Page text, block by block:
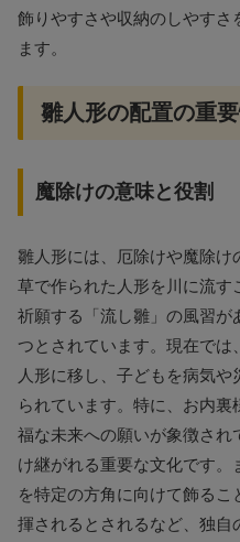
飾りやすさや収納のしやすさ
ます。
雛人形の配置の重
魔除けの意味と役割
雛人形には、厄除けや魔除
草で作られた人形を川に流す
祈願する「流し雛」の風習が
つとされています。現在で
人形に移し、子どもを病気
られています。特に、お内
福な未来への願いが象徴され
け継がれる重要な文化です
を特定の方角に向けて飾る
揮されるとされるなど、独自